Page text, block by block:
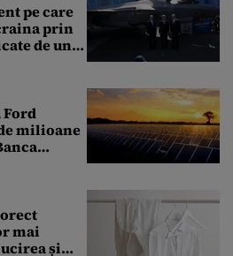
pe care
prin
de un
milioane
mai
și